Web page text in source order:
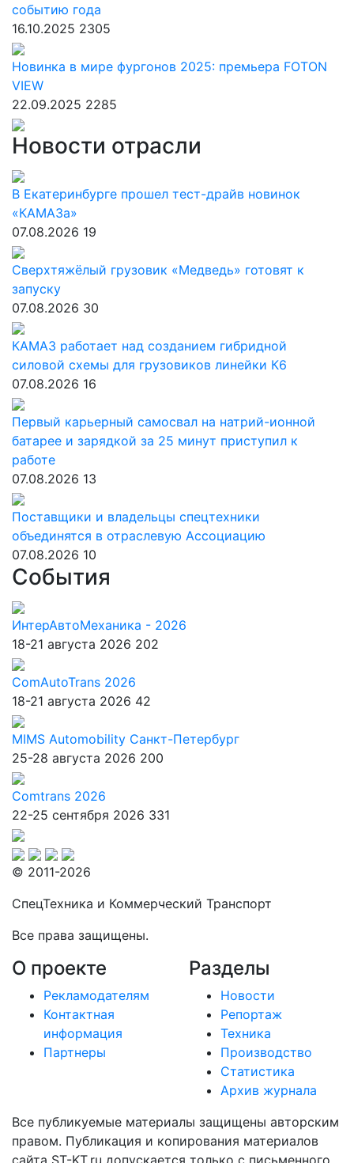
событию года
16.10.2025 2305
Новинка в мире фургонов 2025: премьера FOTON
VIEW
22.09.2025 2285
Новости отрасли
В Екатеринбурге прошел тест-драйв новинок
«КАМАЗа»
07.08.2026 19
Сверхтяжёлый грузовик «Медведь» готовят к
запуску
07.08.2026 30
КАМАЗ работает над созданием гибридной
силовой схемы для грузовиков линейки К6
07.08.2026 16
Первый карьерный самосвал на натрий-ионной
батарее и зарядкой за 25 минут приступил к
работе
07.08.2026 13
Поставщики и владельцы спецтехники
объединятся в отраслевую Ассоциацию
07.08.2026 10
События
ИнтерАвтоМеханика - 2026
18-21 августа 2026 202
ComAutoTrans 2026
18-21 августа 2026 42
MIMS Automobility Санкт-Петербург
25-28 августа 2026 200
Comtrans 2026
22-25 сентября 2026 331
© 2011-2026
СпецТехника и Коммерческий Транспорт
Все права защищены.
О проекте
Рекламодателям
Контактная
информация
Партнеры
Разделы
Новости
Репортаж
Техника
Производство
Статистика
Архив журнала
Все публикуемые материалы защищены авторским
правом. Публикация и копирования материалов